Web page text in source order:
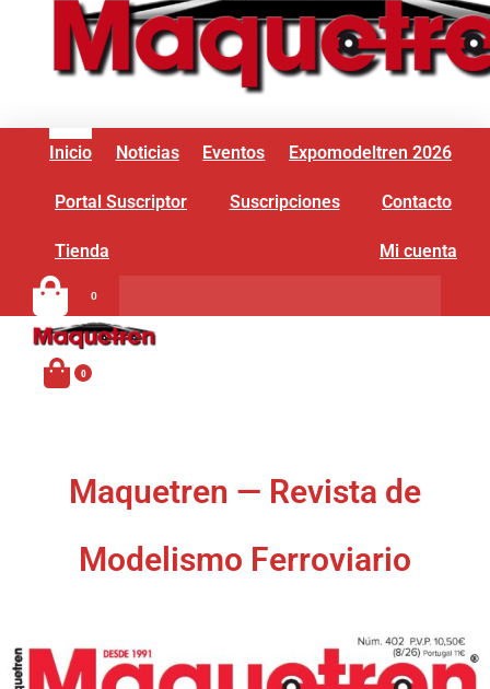
Inicio Noticias Eventos Expomodeltren 2026
Portal Suscriptor Suscripciones Contacto
Tienda Mi cuenta
Carrito
MENU
Maquetren — Revista de
Modelismo Ferroviario